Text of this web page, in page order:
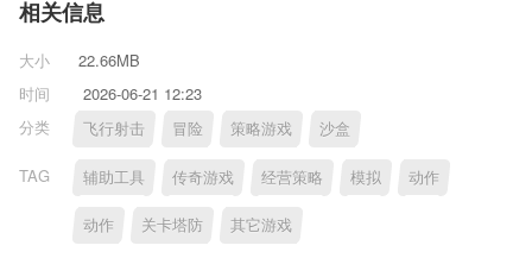
相关信息
大小
22.66MB
时间
2026-06-21 12:23
分类
飞行射击 冒险 策略游戏 沙盒
TAG 辅助工具 传奇游戏 经营策略 模拟 动作
动作 关卡塔防 其它游戏